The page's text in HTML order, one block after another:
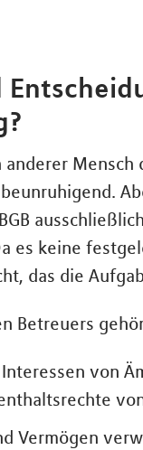
anderer
es keine
das die
Betreuers
von
Vermögen